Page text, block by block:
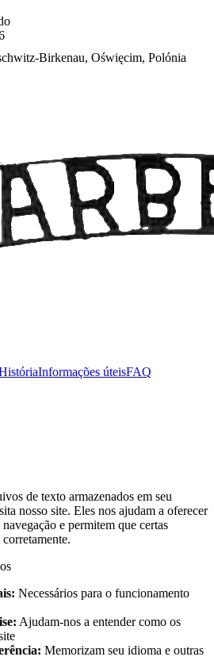
Birkenau, Oświęcim, Polónia
Informações úteisFAQ
de texto armazenados em seu
nosso site. Eles nos ajudam a oferecer
e permitem que certas
: Necessários para o funcionamento
: Ajudam-nos a entender como os
: Memorizam seu idioma e outras